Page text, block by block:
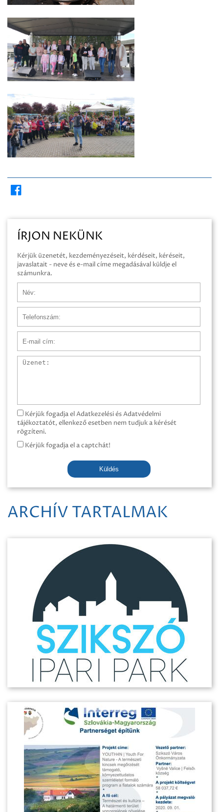
ÍRJON NEKÜNK
Kérjük üzenetét, kezdeményezéseit, kérdéseit, kéréseit,
javaslatait - neve és e-mail címe megadásával küldje el
számunkra.
Üzenet
Kérjük fogadja el Adatkezelési és Adatvédelmi
tájékoztatót, ellenkező esetben nem tudjuk a kérését
rögzíteni.
Kérjük fogadja el a captchát!
Küldés
ARCHÍV TARTALMAK